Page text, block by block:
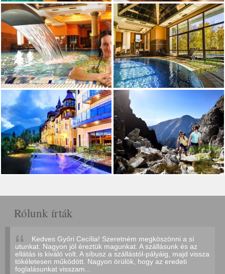
Rólunk írták
Kedves Győri Cecília! Szeretném megköszönni a sí
utunkat. Nagyon jól éreztük magunkat. A szállásunk és az
ellátás is kiváló volt. A síbusz a szállástól-pályáig, majd vissza
tökéletesen működött. Nagyon örülök, hogy az eredeti
foglalásunkat visszam...